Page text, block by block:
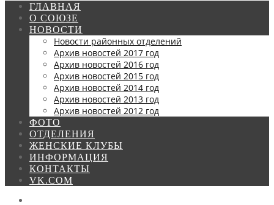
ГЛАВНАЯ
О СОЮЗЕ
НОВОСТИ
Новости районных отделений
Архив новостей 2017 год
Архив новостей 2016 год
Архив новостей 2015 год
Архив новостей 2014 год
Архив новостей 2013 год
Архив новостей 2012 год
ФОТО
ОТДЕЛЕНИЯ
ЖЕНСКИЕ КЛУБЫ
ИНФОРМАЦИЯ
КОНТАКТЫ
VK.COM